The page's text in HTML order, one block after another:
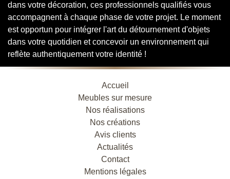
dans votre décoration, ces professionnels qualifiés vous
accompagnent à chaque phase de votre projet. Le moment
est opportun pour intégrer l'art du détournement d'objets
dans votre quotidien et concevoir un environnement qui
reflète authentiquement votre identité !
Accueil
Meubles sur mesure
Nos réalisations
Nos créations
Avis clients
Actualités
Contact
Mentions légales